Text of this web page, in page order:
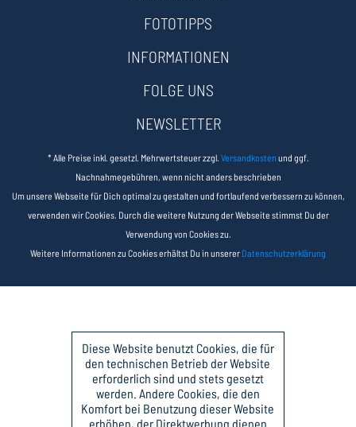
FOTOTIPPS
INFORMATIONEN
FOLGE UNS
NEWSLETTER
* Alle Preise inkl. gesetzl. Mehrwertsteuer zzgl. Versandkosten und ggf.
Nachnahmegebühren, wenn nicht anders beschrieben
Um unsere Webseite für Dich optimal zu gestalten und fortlaufend verbessern zu können,
verwenden wir Cookies. Durch die weitere Nutzung der Webseite stimmst Du der
Verwendung von Cookies zu.
Weitere Informationen zu Cookies erhältst Du in unserer Datenschutzerklärung
Diese Website benutzt Cookies, die für
den technischen Betrieb der Website
erforderlich sind und stets gesetzt
werden. Andere Cookies, die den
Komfort bei Benutzung dieser Website
erhöhen, der Direktwerbung dienen